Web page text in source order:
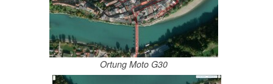
Ortung Moto G30